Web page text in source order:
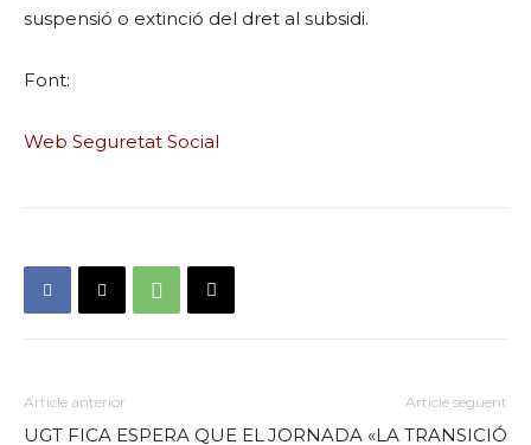
suspensió o extinció del dret al subsidi.
Font:
Web Seguretat Social
Article anterior
UGT FICA ESPERA QUE EL
Article següent
JORNADA «LA TRANSICIÓ